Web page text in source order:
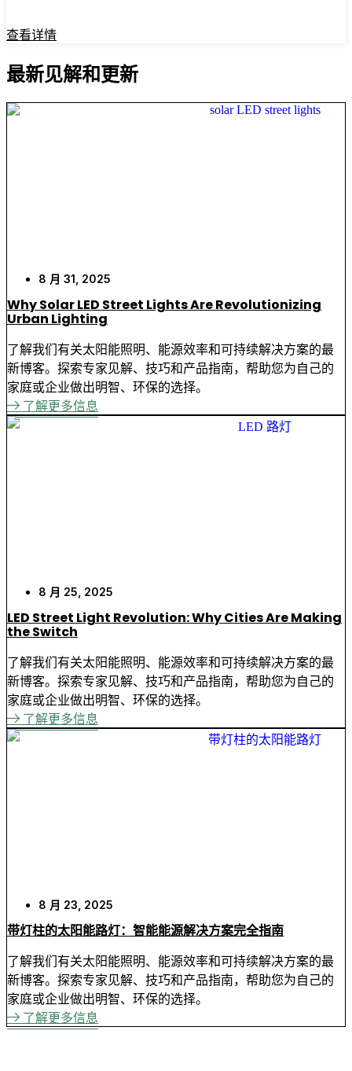
查看详情
最新见解和更新
8 月 31, 2025
Why Solar LED Street Lights Are Revolutionizing
Urban Lighting
了解我们有关太阳能照明、能源效率和可持续解决方案的最
新博客。探索专家见解、技巧和产品指南，帮助您为自己的
家庭或企业做出明智、环保的选择。
了解更多信息
8 月 25, 2025
LED Street Light Revolution: Why Cities Are Making
the Switch
了解我们有关太阳能照明、能源效率和可持续解决方案的最
新博客。探索专家见解、技巧和产品指南，帮助您为自己的
家庭或企业做出明智、环保的选择。
了解更多信息
8 月 23, 2025
带灯柱的太阳能路灯：智能能源解决方案完全指南
了解我们有关太阳能照明、能源效率和可持续解决方案的最
新博客。探索专家见解、技巧和产品指南，帮助您为自己的
家庭或企业做出明智、环保的选择。
了解更多信息